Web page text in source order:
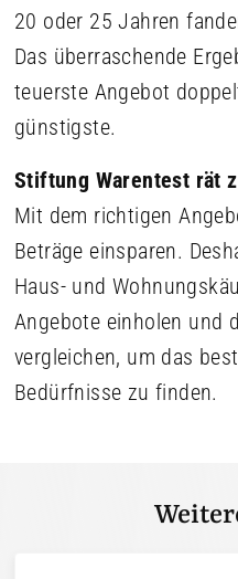
20 oder 25 Jahren
Das überraschende
teuerste Angebot
günstigste.
Stiftung Warentest rät
Mit dem richtigen
Beträge einsparen.
Haus- und
Angebote einholen und
vergleichen, um das
Bedürfnisse zu finden.